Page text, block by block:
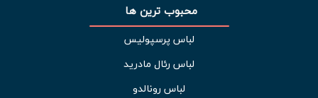
محبوب ترین ها
لباس پرسپولیس
لباس رئال مادرید
لباس رونالدو